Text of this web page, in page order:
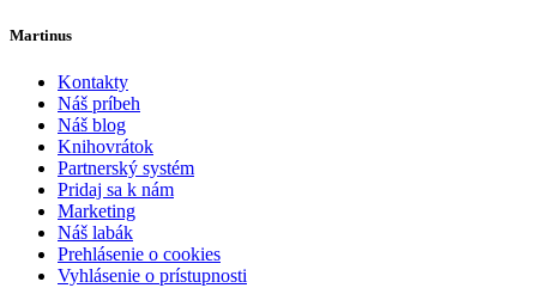
Martinus
Kontakty
Náš príbeh
Náš blog
Knihovrátok
Partnerský systém
Pridaj sa k nám
Marketing
Náš labák
Prehlásenie o cookies
Vyhlásenie o prístupnosti